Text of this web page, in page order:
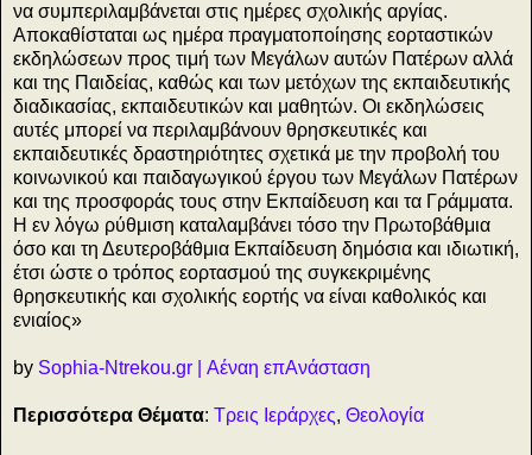
να συμπεριλαμβάνεται στις ημέρες σχολικής αργίας.
Αποκαθίσταται ως ημέρα πραγματοποίησης εορταστικών
εκδηλώσεων προς τιμή των Μεγάλων αυτών Πατέρων αλλά
και της Παιδείας, καθώς και των μετόχων της εκπαιδευτικής
διαδικασίας, εκπαιδευτικών και μαθητών. Οι εκδηλώσεις
αυτές μπορεί να περιλαμβάνουν θρησκευτικές και
εκπαιδευτικές δραστηριότητες σχετικά με την προβολή του
κοινωνικού και παιδαγωγικού έργου των Μεγάλων Πατέρων
και της προσφοράς τους στην Εκπαίδευση και τα Γράμματα.
Η εν λόγω ρύθμιση καταλαμβάνει τόσο την Πρωτοβάθμια
όσο και τη Δευτεροβάθμια Εκπαίδευση δημόσια και ιδιωτική,
έτσι ώστε ο τρόπος εορτασμού της συγκεκριμένης
θρησκευτικής και σχολικής εορτής να είναι καθολικός και
ενιαίος»
by Sophia-Ntrekou.gr | Αέναη επΑνάσταση
Περισσότερα Θέματα: Τρεις Ιεράρχες, Θεολογία